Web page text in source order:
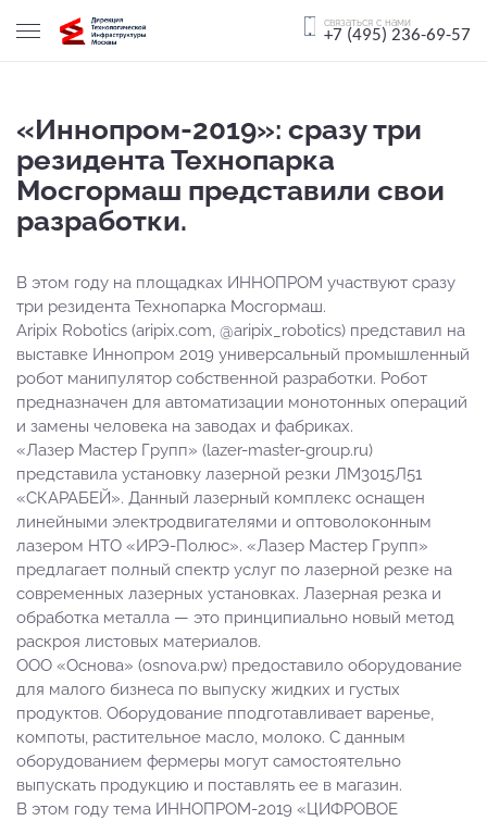
связаться с нами
+7 (495) 236-69-57
«Иннопром-2019»: сразу три
резидента Технопарка
Мосгормаш представили свои
разработки.
В этом году на площадках ИННОПРОМ участвуют сразу
три резидента Технопарка Мосгормаш.
Aripix Robotics (aripix.com, @aripix_robotics) представил на
выставке Иннопром 2019 универсальный промышленный
робот манипулятор собственной разработки. Робот
предназначен для автоматизации монотонных операций
и замены человека на заводах и фабриках.
«Лазер Мастер Групп» (lazer-master-group.ru)
представила установку лазерной резки ЛМ3015Л51
«СКАРАБЕЙ». Данный лазерный комплекс оснащен
линейными электродвигателями и оптоволоконным
лазером НТО «ИРЭ-Полюс». «Лазер Мастер Групп»
предлагает полный спектр услуг по лазерной резке на
современных лазерных установках. Лазерная резка и
обработка металла — это принципиально новый метод
раскроя листовых материалов.
ООО «Основа» (osnova.pw) предоставило оборудование
для малого бизнеса по выпуску жидких и густых
продуктов. Оборудование пподготавливает варенье,
компоты, растительное масло, молоко. С данным
оборудованием фермеры могут самостоятельно
выпускать продукцию и поставлять ее в магазин.
В этом году тема ИННОПРОМ-2019 «ЦИФРОВОЕ